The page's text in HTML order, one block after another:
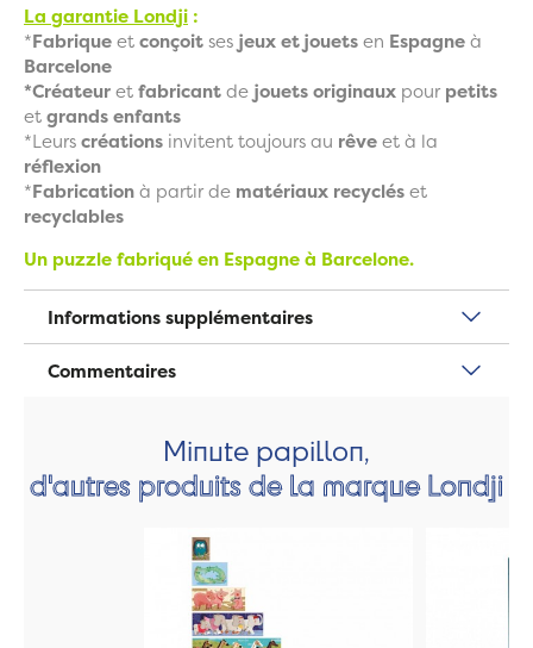
La garantie Londji :
*Fabriqueetconçoitses jeux et jouetsen Espagneà
Barcelone
*Créateuretfabricantde jouets originaux pour petits
etgrandsenfants
*Leurscréations invitent toujours au rêveet à la
réflexion
*Fabricationà partir de matériaux recycléset
recyclables
Un puzzle fabriqué en Espagne à Barcelone.
Informations supplémentaires
Commentaires
Minute papillon,
d'autres produits de la marque Londji